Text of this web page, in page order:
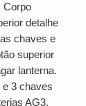
Corpo
detalhe
chaves e
superior
lanterna.
3 chaves
AG3.